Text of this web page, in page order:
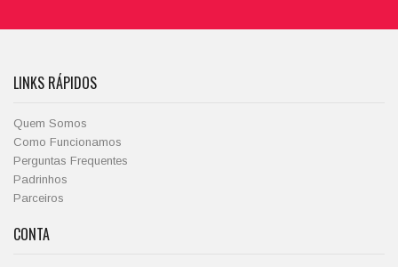
LINKS RÁPIDOS
Quem Somos
Como Funcionamos
Perguntas Frequentes
Padrinhos
Parceiros
CONTA